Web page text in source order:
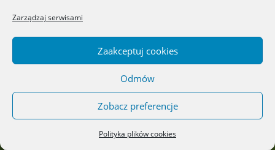
Zarządzaj serwisami
Zaakceptuj cookies
Odmów
Zobacz preferencje
Polityka plików cookies